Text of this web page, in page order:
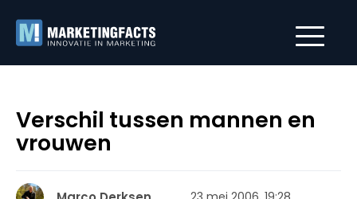
Verschil tussen mannen en
vrouwen